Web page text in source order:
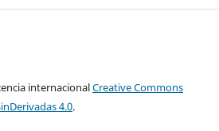
internacionalCreative Commons
4.0.